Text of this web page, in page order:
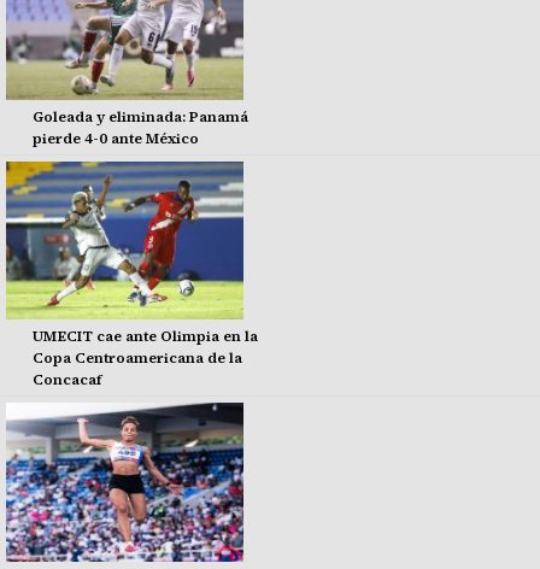
Goleada y eliminada: Panamá
pierde 4-0 ante México
UMECIT cae ante Olimpia en la
Copa Centroamericana de la
Concacaf